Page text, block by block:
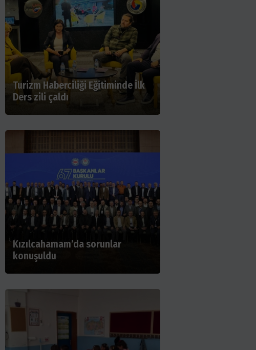
Turizm Haberciliği Eğitiminde İlk
Ders zili çaldı
Kızılcahamam’da sorunlar
konuşuldu